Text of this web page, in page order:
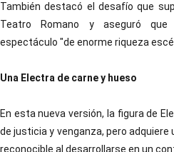
También destacó el desafío que
Teatro Romano y aseguró
espectáculo "de enorme riqueza
Una Electra de carne y hueso
En esta nueva versión, la figura de
de justicia y venganza, pero
reconocible al desarrollarse en un